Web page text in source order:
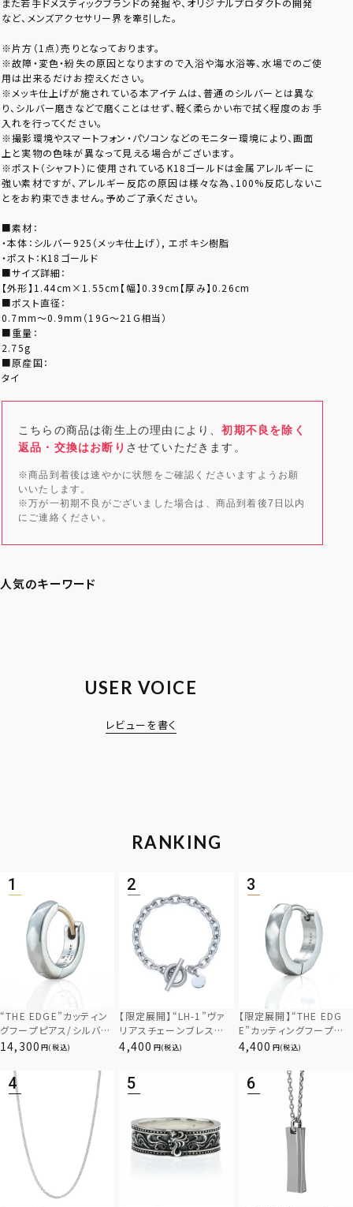
また若手ドメスティックブランドの発掘や、オリジナルプロダクトの開発
など、メンズアクセサリー界を牽引した。
※片方（1点）売りとなっております。
※故障・変色・紛失の原因となりますので入浴や海水浴等、水場でのご使
用は出来るだけお控えください。
※メッキ仕上げが施されている本アイテムは、普通のシルバーとは異な
り、シルバー磨きなどで磨くことはせず、軽く柔らかい布で拭く程度のお手
入れを行ってください。
※撮影環境やスマートフォン・パソコンなどのモニター環境により、画面
上と実物の色味が異なって見える場合がございます。
※ポスト（シャフト）に使用されているK18ゴールドは金属アレルギーに
強い素材ですが、アレルギー反応の原因は様々な為、100%反応しないこ
とをお約束できません。予めご了承ください。
■素材：
・本体：シルバー925（メッキ仕上げ）, エポキシ樹脂
・ポスト：K18ゴールド
■サイズ詳細：
【外形】1.44cm×1.55cm【幅】0.39cm【厚み】0.26cm
■ポスト直径：
0.7mm～0.9mm（19G～21G相当）
■重量：
2.75g
■原産国：
タイ
こちらの商品は衛生上の理由により、初期不良を除く
返品・交換はお断り させていただきます。
※商品到着後は速やかに状態をご確認くださいますようお願
いいたします。
※万が一初期不良がございました場合は、商品到着後7日以内
にご連絡ください。
USER VOICE
レビューを書く
RANKING
“THE EDGE”カッティン
グフープピアス/シルバー
925
14,300 (税込)
【限定展開】“LH-1”ヴァ
リアスチェーンブレスレッ
ト/アズキ/サージカルス
4,400 (税込)
【限定展開】“THE EDG
E”カッティングフープピ
アス/サージカルステンレ
4,400 (税込)